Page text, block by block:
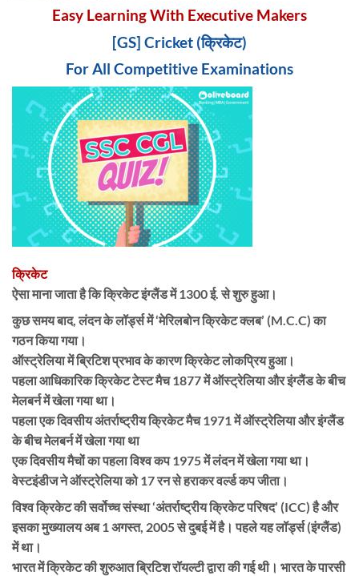
Easy Learning With Executive Makers
[GS] Cricket (क्रिकेट)
For All Competitive Examinations
क्रिकेट
ऐसा माना जाता है कि क्रिकेट इंग्लैंड में 1300 ई. से शुरु हुआ।
कुछ समय बाद, लंदन के लॉर्ड्स में ‘मेरिलबोन क्रिकेट क्लब’ (M.C.C) का
गठन किया गया।
ऑस्ट्रेलिया में ब्रिटिश प्रभाव के कारण क्रिकेट लोकप्रिय हुआ।
पहला आधिकारिक क्रिकेट टेस्ट मैच 1877 में ऑस्ट्रेलिया और इंग्लैंड के बीच
मेलबर्न में खेला गया था।
पहला एक दिवसीय अंतर्राष्ट्रीय क्रिकेट मैच 1971 में ऑस्ट्रेलिया और इंग्लैंड
के बीच मेलबर्न में खेला गया था
एक दिवसीय मैचों का पहला विश्व कप 1975 में लंदन में खेला गया था।
वेस्टइंडीज ने ऑस्ट्रेलिया को 17 रन से हराकर वर्ल्ड कप जीता।
विश्व क्रिकेट की सर्वोच्च संस्था ‘अंतर्राष्ट्रीय क्रिकेट परिषद’ (ICC) है और
इसका मुख्यालय अब 1 अगस्त, 2005 से दुबई में है। पहले यह लॉर्ड्स (इंग्लैंड)
में था।
भारत में क्रिकेट की शुरुआत ब्रिटिश रॉयल्टी द्वारा की गई थी। भारत के पारसी